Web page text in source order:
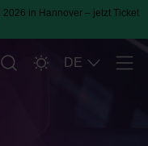
2026 in Hannover – jetzt Ticket
DE